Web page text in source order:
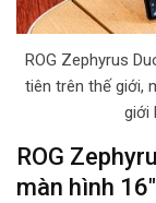
ROG Zephyrus
tiên trên thế giới,
giới
ROG
màn hình